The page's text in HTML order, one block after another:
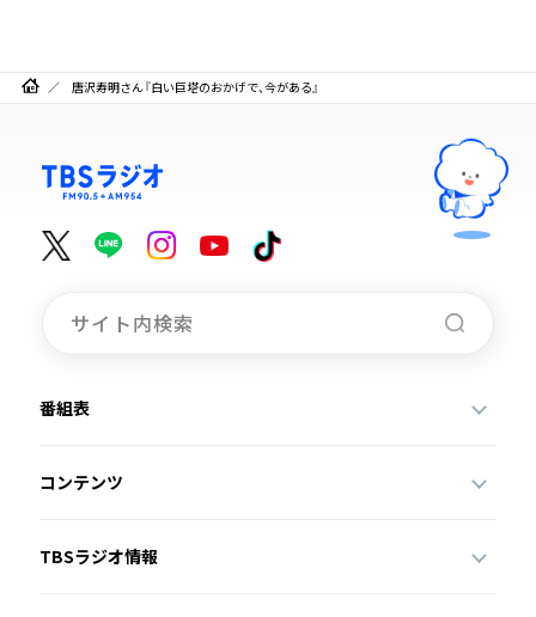
唐沢寿明さん『白い巨塔のおかげで、今がある』
番組表
コンテンツ
TBSラジオ情報